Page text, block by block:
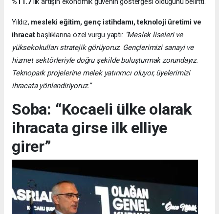
Yıldız, mesleki eğitim, genç istihdamı, teknoloji üretimi ve
ihracatbaşlıklarına özel vurgu yaptı: “Meslek liseleri ve
yüksekokulları stratejik görüyoruz. Gençlerimizi sanayi ve
hizmet sektörleriyle doğru şekilde buluşturmak zorundayız.
Teknopark projelerine melek yatırımcı oluyor, üyelerimizi
ihracata yönlendiriyoruz.”
Soba: “Kocaeli ülke olarak
ihracata girse ilk elliye
girer”